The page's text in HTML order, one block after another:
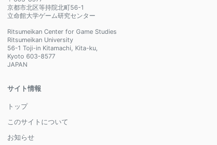
京都市北区等持院北町56-1
立命館大学ゲーム研究センター
Ritsumeikan Center for Game Studies
Ritsumeikan University
56-1 Toji-in Kitamachi, Kita-ku,
Kyoto 603-8577
JAPAN
サイト情報
トップ
このサイトについて
お知らせ